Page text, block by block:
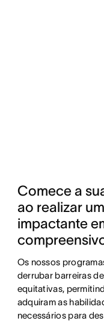
Comece a
ao realizar
impactante
Os nossos
derrubar barreiras
equitativas,
adquiram as
necessários para